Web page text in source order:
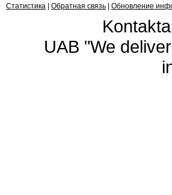
Статистика Обратная связь Обновление
UAB "We